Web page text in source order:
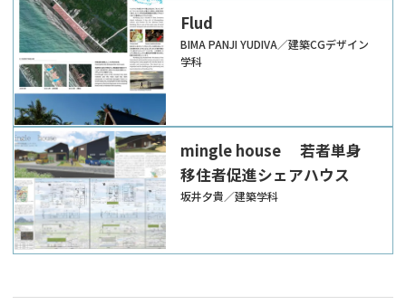
Flud
BIMA PANJI YUDIVA／建築CGデザイン
学科
mingle house 若者単身
移住者促進シェアハウス
坂井夕貴／建築学科